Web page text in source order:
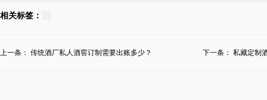
相关标签：
上一条： 传统酒厂私人酒窖订制需要出账多少？ 下一条： 私藏定制